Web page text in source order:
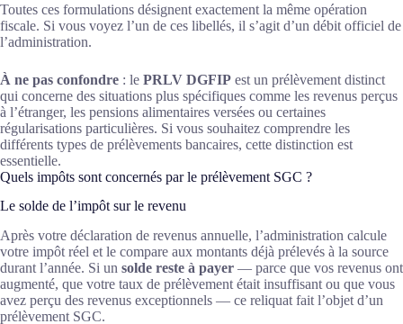
Toutes ces formulations désignent exactement la même opération
fiscale. Si vous voyez l’un de ces libellés, il s’agit d’un débit officiel de
l’administration.
À ne pas confondre : le PRLV DGFIP est un prélèvement distinct
qui concerne des situations plus spécifiques comme les revenus perçus
à l’étranger, les pensions alimentaires versées ou certaines
régularisations particulières. Si vous souhaitez comprendre les
différents types de prélèvements bancaires, cette distinction est
essentielle.
Quels impôts sont concernés par le prélèvement SGC ?
Le solde de l’impôt sur le revenu
Après votre déclaration de revenus annuelle, l’administration calcule
votre impôt réel et le compare aux montants déjà prélevés à la source
durant l’année. Si un solde reste à payer — parce que vos revenus ont
augmenté, que votre taux de prélèvement était insuffisant ou que vous
avez perçu des revenus exceptionnels — ce reliquat fait l’objet d’un
prélèvement SGC.